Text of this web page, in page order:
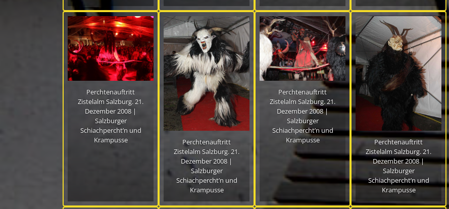
Perchtenauftritt
Zistelalm Salzburg. 21.
Dezember 2008 |
Salzburger
Schiachpercht’n und
Krampusse
Perchtenauftritt
Zistelalm Salzburg. 21.
Dezember 2008 |
Salzburger
Schiachpercht’n und
Krampusse
Perchtenauftritt
Zistelalm Salzburg. 21.
Dezember 2008 |
Salzburger
Schiachpercht’n und
Krampusse
Perchtenauftritt
Zistelalm Salzburg. 21.
Dezember 2008 |
Salzburger
Schiachpercht’n und
Krampusse